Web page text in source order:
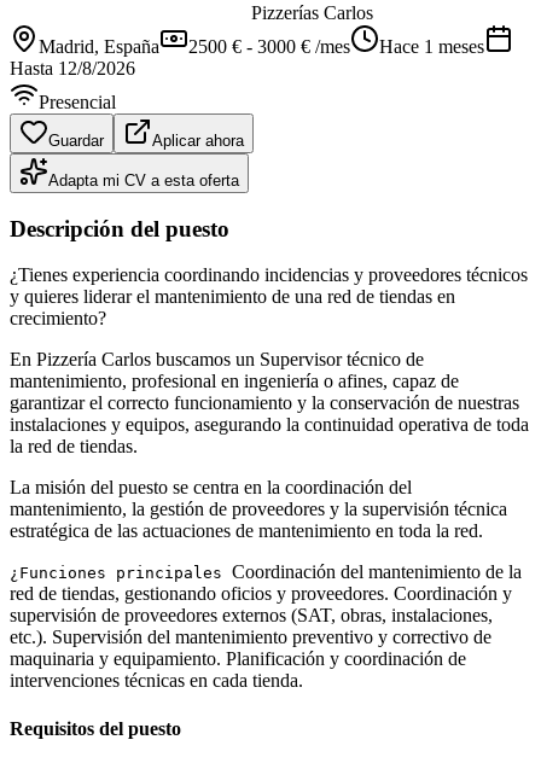
Pizzerías Carlos
Madrid, España 2500 € - 3000 € /mes
Hace 1 meses
Hasta 12/8/2026
Presencial
Guardar Aplicar ahora
Adapta mi CV a esta oferta
Descripción del puesto
¿Tienes experiencia coordinando incidencias y proveedores técnicos
y quieres liderar el mantenimiento de una red de tiendas en
crecimiento?
En Pizzería Carlos buscamos un Supervisor técnico de
mantenimiento, profesional en ingeniería o afines, capaz de
garantizar el correcto funcionamiento y la conservación de nuestras
instalaciones y equipos, asegurando la continuidad operativa de toda
la red de tiendas.
La misión del puesto se centra en la coordinación del
mantenimiento, la gestión de proveedores y la supervisión técnica
estratégica de las actuaciones de mantenimiento en toda la red.
¿Funciones principales Coordinación del mantenimiento de la
red de tiendas, gestionando oficios y proveedores. Coordinación y
supervisión de proveedores externos (SAT, obras, instalaciones,
etc.). Supervisión del mantenimiento preventivo y correctivo de
maquinaria y equipamiento. Planificación y coordinación de
intervenciones técnicas en cada tienda.
Requisitos del puesto